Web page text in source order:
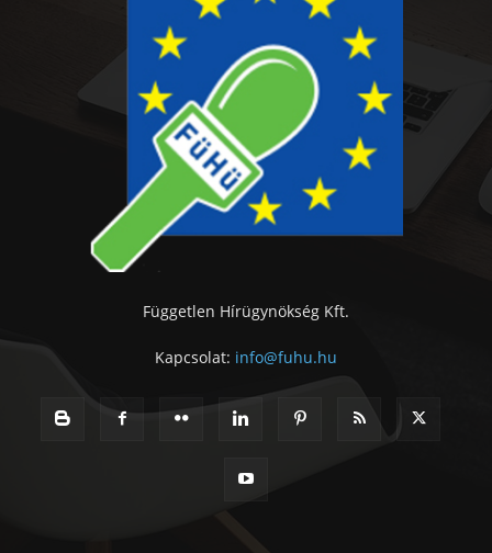
Független Hírügynökség Kft.
Kapcsolat: info@fuhu.hu